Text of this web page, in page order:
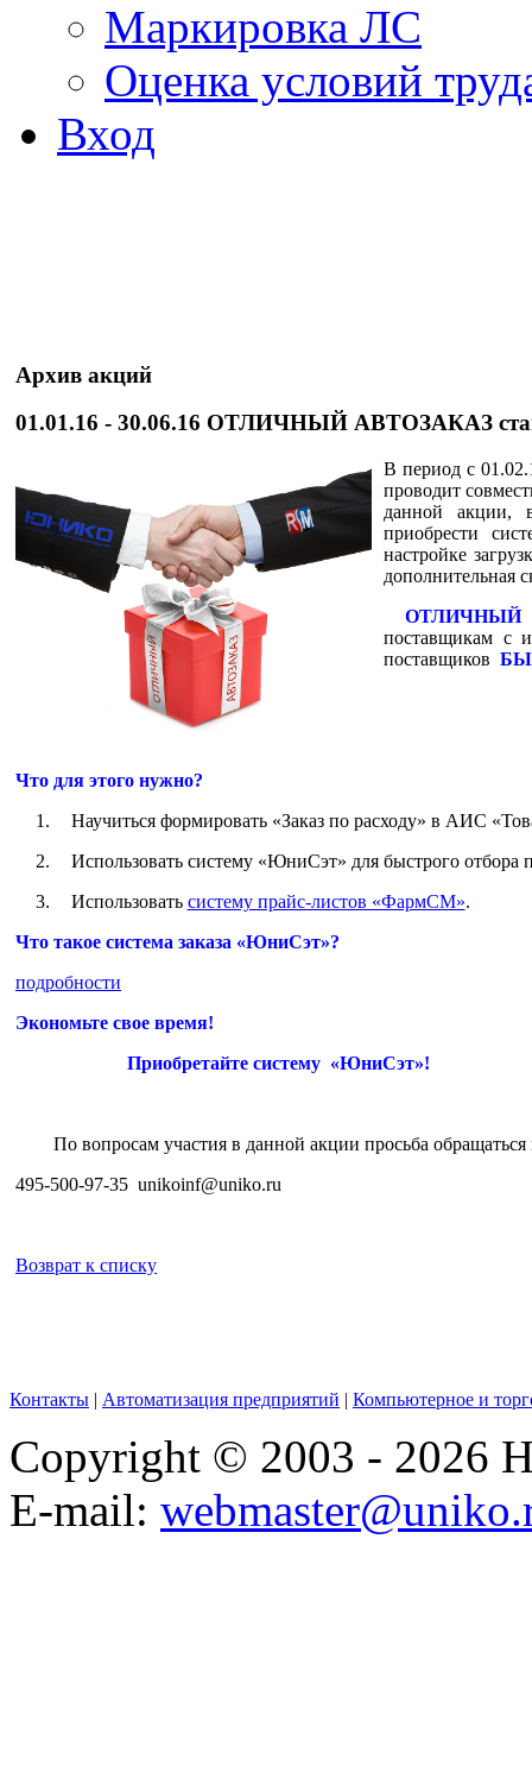
Маркировка ЛС
Оценка условий
Вход
Архив акций
01.01.16 - 30.06.16 ОТЛИЧНЫЙ АВТОЗАКАЗ
В период с
проводит
данной акции,
приобрести
настройке
ОТЛИЧНЫЙ
поставщикам с
поставщиков
Что для этого нужно?
1.
Научиться формировать «Заказ по расходу» в АИС
2.
Использовать систему «ЮниСэт» для быстрого отбора
3.
Использовать систему прайс-листов «ФармСМ».
Что такое система заказа «ЮниСэт»?
подробности
Экономьте свое время!
Приобретайте систему «ЮниСэт»!
По вопросам участия в данной акции просьба
495-500-97-35 unikoinf@uniko.ru
Возврат к списку
Контакты | Автоматизация предприятий | Компьютерное и
Copyright © 2003 - 2026
E-mail: